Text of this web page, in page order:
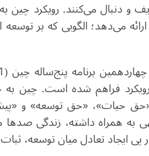
و دنبال می‌کنند. رویکرد
می‌دهد؛ الگویی که بر
فراهم شده است. چین به
حیات»، «حق توسعه» و
به همراه داشته، زندگی صدها
ایجاد تعادل میان توسعه،